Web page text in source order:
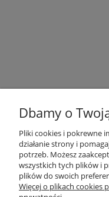
O
Dbamy o
Pliki cookies i pokrewne
działanie strony i
potrzeb. Możesz
wszystkich tych plików i
plików do swoich
Więcej o plikach cookies